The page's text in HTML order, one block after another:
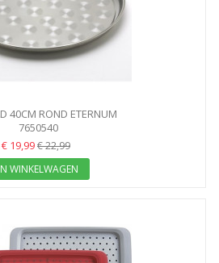
40CM ROND ETERNUM
7650540
€ 19,99€ 22,99
WINKELWAGEN